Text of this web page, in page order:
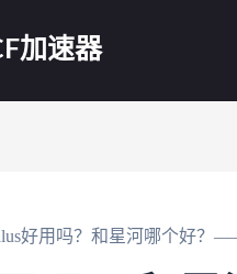
加速器
好用吗？和星河哪个好？